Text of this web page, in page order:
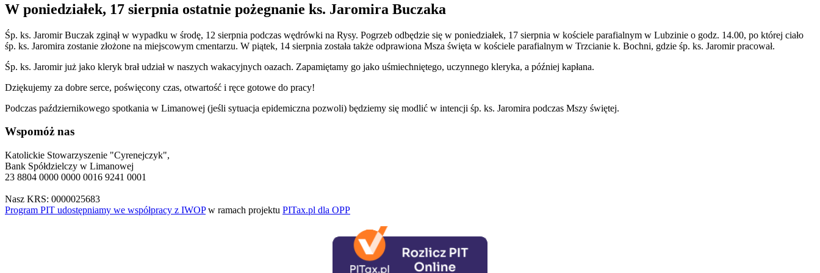
W poniedziałek, 17 sierpnia ostatnie pożegnanie ks. Jaromira Buczaka
Śp. ks. Jaromir Buczak zginął w wypadku w środę, 12 sierpnia podczas wędrówki na Rysy. Pogrzeb odbędzie się w poniedziałek, 17 sierpnia w kościele parafialnym w Lubzinie o godz. 14.00, po której ciało
śp. ks. Jaromira zostanie złożone na miejscowym cmentarzu. W piątek, 14 sierpnia została także odprawiona Msza święta w kościele parafialnym w Trzcianie k. Bochni, gdzie śp. ks. Jaromir pracował.
Śp. ks. Jaromir już jako kleryk brał udział w naszych wakacyjnych oazach. Zapamiętamy go jako uśmiechniętego, uczynnego kleryka, a później kapłana.
Dziękujemy za dobre serce, poświęcony czas, otwartość i ręce gotowe do pracy!
Podczas październikowego spotkania w Limanowej (jeśli sytuacja epidemiczna pozwoli) będziemy się modlić w intencji śp. ks. Jaromira podczas Mszy świętej.
Wspomóż nas
Katolickie Stowarzyszenie "Cyrenejczyk",
Bank Spółdzielczy w Limanowej
23 8804 0000 0000 0016 9241 0001
Nasz KRS: 0000025683
Program PIT udostępniamy we współpracy z IWOPw ramach projektu PITax.pl dla OPP